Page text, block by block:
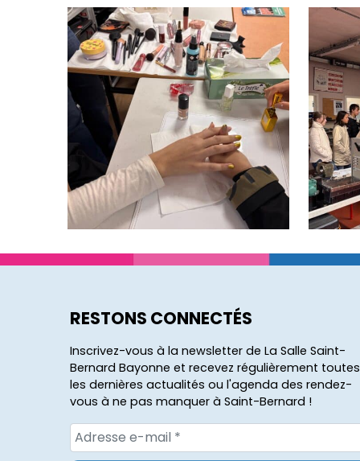
RESTONS CONNECTÉS
Inscrivez-vous à la newsletter de La Salle Saint-
Bernard Bayonne et recevez régulièrement toutes
les dernières actualités ou l'agenda des rendez-
vous à ne pas manquer à Saint-Bernard !